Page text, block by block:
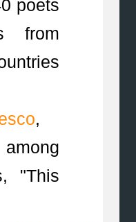
poets
from
,
"This